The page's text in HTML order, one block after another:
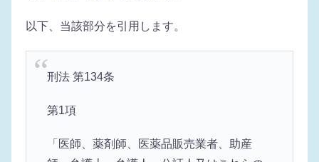
以下、当該部分を引用します。
刑法 第134条
第1項
「医師、薬剤師、医薬品販売業者、助産